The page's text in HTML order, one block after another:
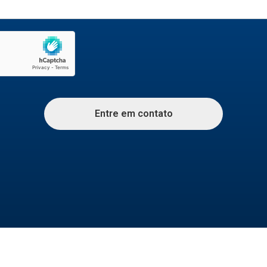
Entre em contato